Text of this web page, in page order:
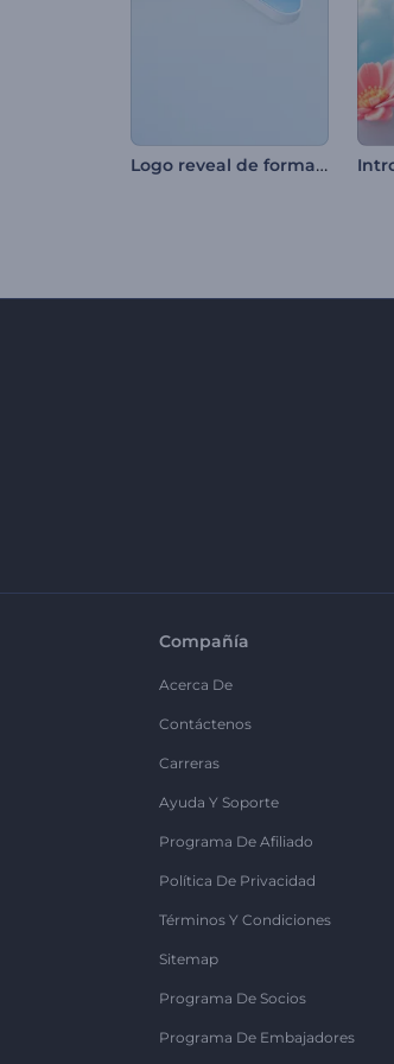
Logo reveal de formas simples
Compañía
Acerca De
Contáctenos
Carreras
Ayuda Y Soporte
Programa De Afiliado
Política De Privacidad
Términos Y Condiciones
Sitemap
Programa De Socios
Programa De Embajadores